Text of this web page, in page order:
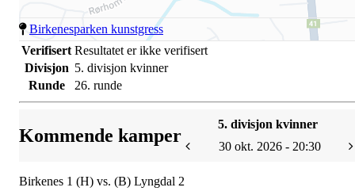
Birkenesparken kunstgress
Verifisert Resultatet er ikke verifisert
Divisjon 5. divisjon kvinner
Runde
26. runde
Kommende kamper
5. divisjon kvinner
30 okt. 2026 - 20:30
Birkenes 1 (H) vs. (B) Lyngdal 2